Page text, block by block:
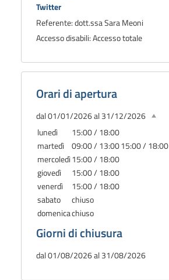
Twitter
Referente: dott.ssa Sara Meoni
Accesso disabili: Accesso totale
Orari di apertura
dal 01/01/2026 al 31/12/2026
lunedì
15:00 / 18:00
martedì
09:00 / 13:0015:00 / 18:00
mercoledì15:00 / 18:00
giovedì
15:00 / 18:00
venerdì
15:00 / 18:00
sabato
chiuso
domenicachiuso
Giorni di chiusura
dal 01/08/2026 al 31/08/2026